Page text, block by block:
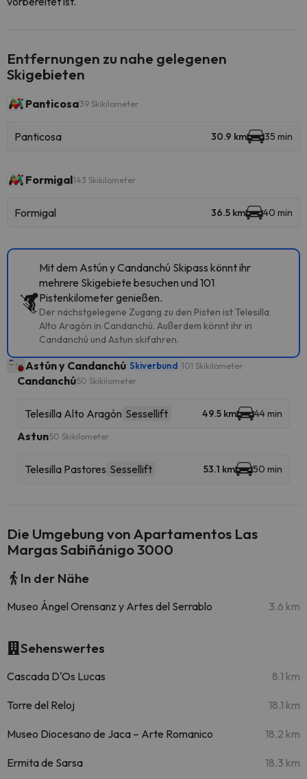
Entfernungen zu nahe gelegenen
Skigebieten
Panticosa39 Skikilometer
Panticosa 30.9 km 35 min
Formigal143 Skikilometer
Formigal 36.5 km 40 min
Mit dem Astún y Candanchú Skipass könnt ihr
mehrere Skigebiete besuchen und 101
Pistenkilometer genießen.
Der nächstgelegene Zugang zu den Pisten ist Telesilla
Alto Aragón in Candanchú. Außerdem könnt ihr in
Candanchú und Astun skifahren.
Astún y Candanchú Skiverbund 101 Skikilometer
Candanchú50 Skikilometer
Telesilla Alto Aragón Sessellift 49.5 km 44 min
Astun50 Skikilometer
Telesilla Pastores Sessellift 53.1 km 50 min
Die Umgebung von Apartamentos Las
Margas Sabiñánigo 3000
In der Nähe
Museo Ángel Orensanz y Artes del Serrablo 3.6 km
Sehenswertes
Cascada D'Os Lucas 8.1 km
Torre del Reloj 18.1 km
Museo Diocesano de Jaca – Arte Romanico 18.2 km
Ermita de Sarsa 18.3 km